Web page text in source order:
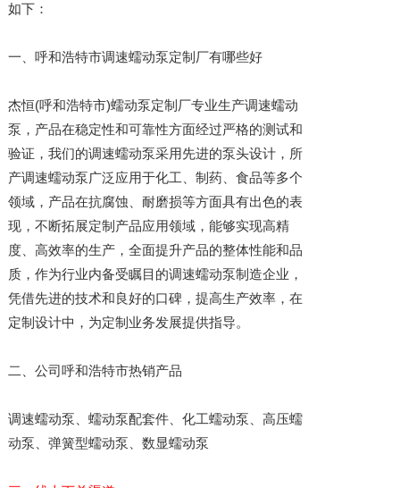
如下：
一、呼和浩特市调速蠕动泵定制厂有哪些好
杰恒(呼和浩特市)蠕动泵定制厂专业生产调速蠕动
泵，产品在稳定性和可靠性方面经过严格的测试和
验证，我们的调速蠕动泵采用先进的泵头设计，所
产调速蠕动泵广泛应用于化工、制药、食品等多个
领域，产品在抗腐蚀、耐磨损等方面具有出色的表
现，不断拓展定制产品应用领域，能够实现高精
度、高效率的生产，全面提升产品的整体性能和品
质，作为行业内备受瞩目的调速蠕动泵制造企业，
凭借先进的技术和良好的口碑，提高生产效率，在
定制设计中，为定制业务发展提供指导。
二、公司呼和浩特市热销产品
调速蠕动泵、蠕动泵配套件、化工蠕动泵、高压蠕
动泵、弹簧型蠕动泵、数显蠕动泵